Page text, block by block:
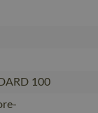
100